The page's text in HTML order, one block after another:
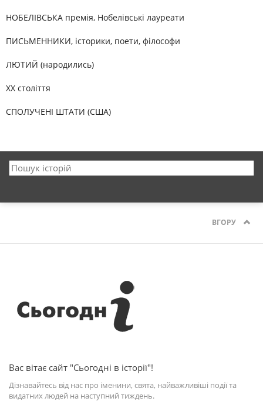
НОБЕЛІВСЬКА премія, Нобелівські лауреати
ПИСЬМЕННИКИ, історики, поети, філософи
ЛЮТИЙ (народились)
XX століття
СПОЛУЧЕНІ ШТАТИ (США)
ВГОРУ
Вас вітає сайт "Сьогодні в історії"!
Дізнавайтесь від нас про іменини, свята, найважливіші події та
видатних людей на наступний тиждень.